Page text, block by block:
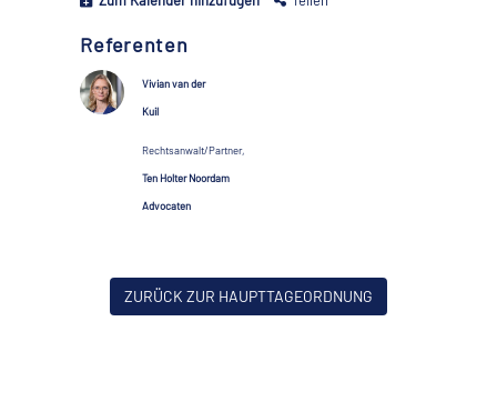
Referenten
Vivian van der
Kuil
Rechtsanwalt/Partner,
Ten Holter Noordam
Advocaten
ZURÜCK ZUR HAUPTTAGEORDNUNG